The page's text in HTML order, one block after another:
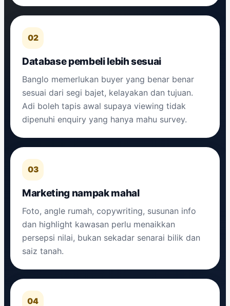
02
Database pembeli lebih sesuai
Banglo memerlukan buyer yang benar benar
sesuai dari segi bajet, kelayakan dan tujuan.
Adi boleh tapis awal supaya viewing tidak
dipenuhi enquiry yang hanya mahu survey.
03
Marketing nampak mahal
Foto, angle rumah, copywriting, susunan info
dan highlight kawasan perlu menaikkan
persepsi nilai, bukan sekadar senarai bilik dan
saiz tanah.
04